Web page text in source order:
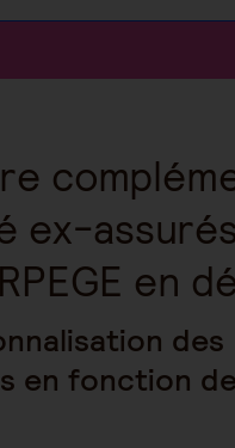
ex-
en
des
en fonction